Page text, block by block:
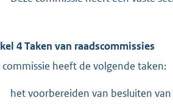
4 Taken van raadscommissies
commissie heeft de volgende taken:
het voorbereiden van besluiten